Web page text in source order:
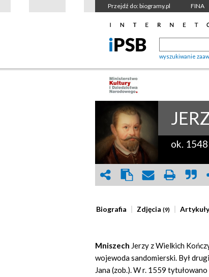
Przejdź do: biogramy.pl FINA
wyszukiwanie
ok. 1548
Biografia Zdjęcia(9)
Mniszech Jerzy z Wielkich
wojewoda sandomierski. Był
Jana (zob.). W r. 1559